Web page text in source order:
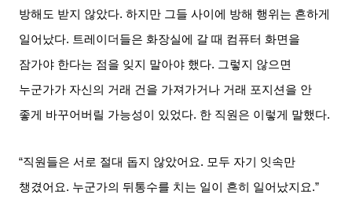
방해도 받지 않았다.하지만 그들 사이에 방해 행위는 흔하게
일어났다. 트레이더들은 화장실에 갈 때 컴퓨터 화면을
잠가야 한다는 점을 잊지 말아야 했다. 그렇지 않으면
누군가가 자신의 거래 건을 가져가거나 거래 포지션을 안
좋게 바꾸어버릴 가능성이 있었다. 한 직원은 이렇게 말했다.
“직원들은 서로 절대 돕지 않았어요. 모두 자기 잇속만
챙겼어요. 누군가의 뒤통수를 치는 일이 흔히 일어났지요.”